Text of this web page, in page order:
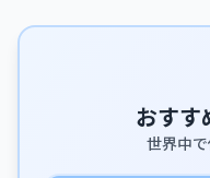
おすす
世界中